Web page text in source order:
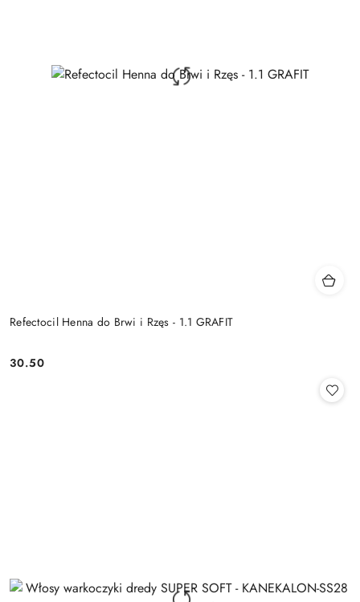
Refectocil Henna do Brwi i Rzęs - 1.1 GRAFIT
Cena:
30.50